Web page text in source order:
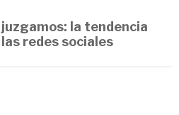
la tendencia
redes sociales